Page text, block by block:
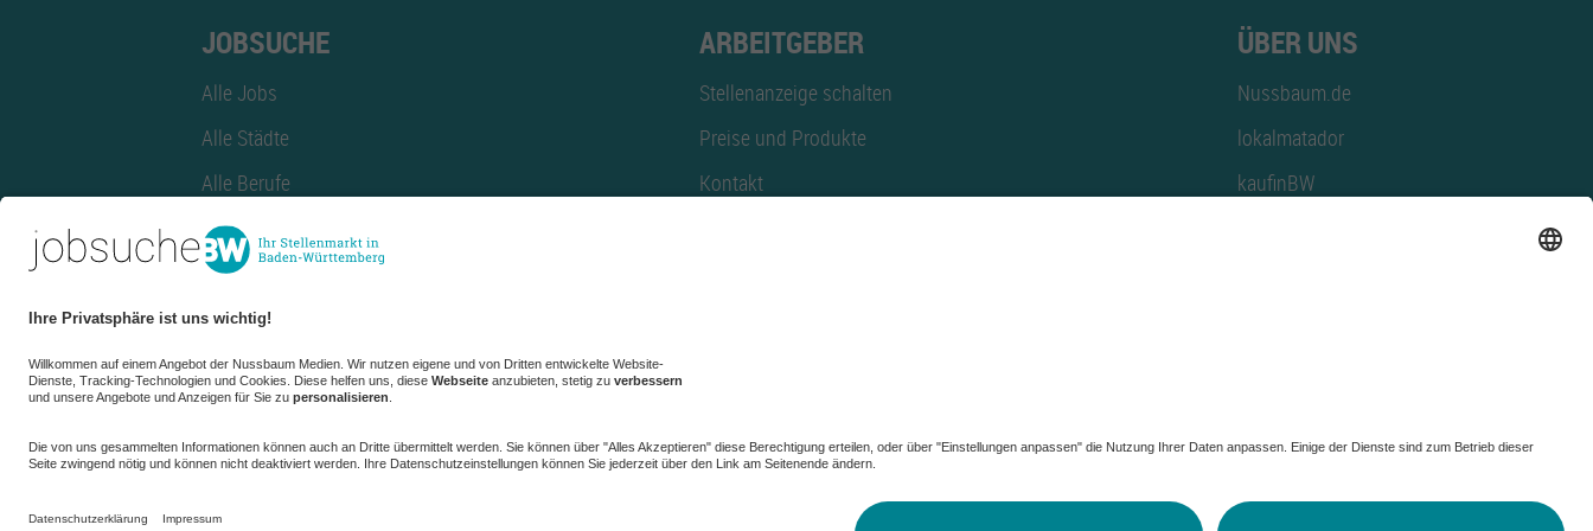
JOBSUCHE
Alle Jobs
Alle Städte
Alle Berufe
Alle Berufe nach Stadt
Alle Tätigkeitsbereiche
Alle Tätigkeitsbereiche nach Stadt
azubiBW.de
Minijobs
Firmenprofil
ARBEITGEBER
Stellenanzeige schalten
Preise und Produkte
Kontakt
ÜBER UNS
Nussbaum.de
lokalmatador
kaufinBW